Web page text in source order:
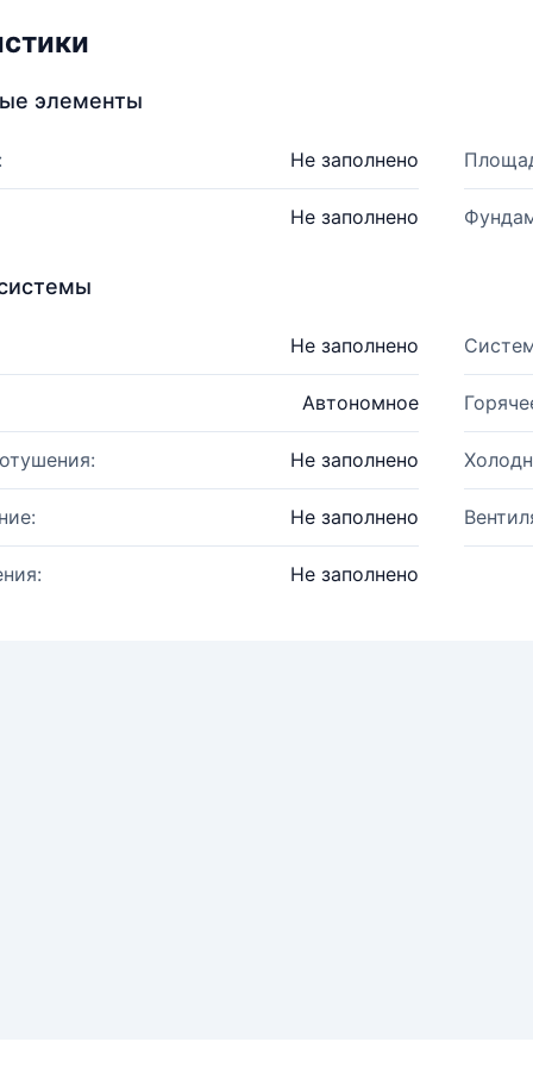
элементы
Не заполнено
Не заполнено
Не заполнено
Автономное
Не заполнено
Не заполнено
Не заполнено